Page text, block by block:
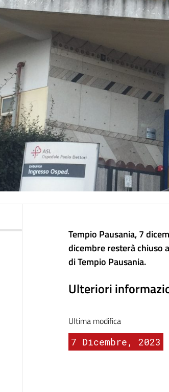
Tempio Pausania, 7
dicembre resterà chiuso
di Tempio Pausania.
Ulteriori
Ultima modifica
7 Dicembre, 2023